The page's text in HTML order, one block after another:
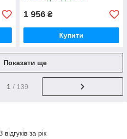
1 956 ₴
Купити
Показати ще
1 / 139
за рік